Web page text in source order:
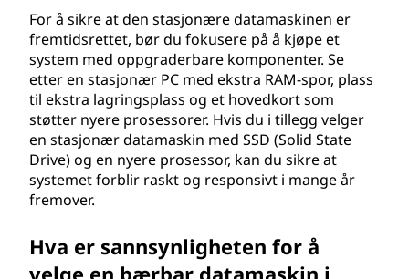
For å sikre at den stasjonære datamaskinen er
fremtidsrettet, bør du fokusere på å kjøpe et
system med oppgraderbare komponenter. Se
etter en stasjonær PC med ekstra RAM-spor, plass
til ekstra lagringsplass og et hovedkort som
støtter nyere prosessorer. Hvis du i tillegg velger
en stasjonær datamaskin med SSD (Solid State
Drive) og en nyere prosessor, kan du sikre at
systemet forblir raskt og responsivt i mange år
fremover.
Hva er sannsynligheten for å
velge en bærbar datamaskin i